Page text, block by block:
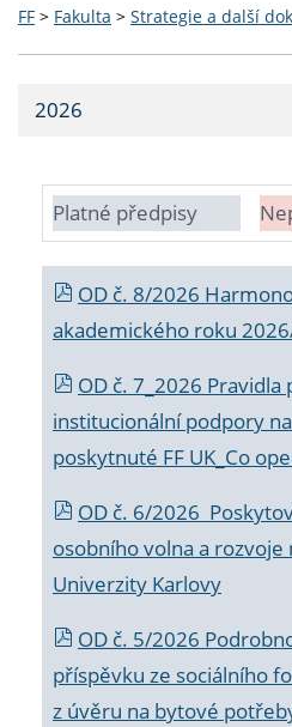
FF > Fakulta > Strategie a další
2026
Platné předpisy
OD č. 8/2026
akademického roku
OD č. 7_2026
institucionální podpory
poskytnuté FF UK_Co
OD č. 6/2026
osobního volna a
Univerzity Karlovy
OD č. 5/2026
příspěvku ze sociálního
z úvěru na bytové